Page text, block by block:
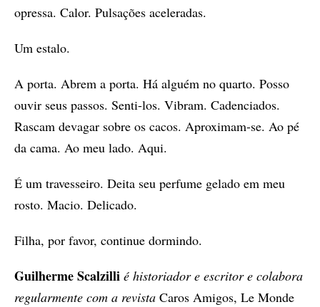
opressa. Calor. Pulsações aceleradas.
Um estalo.
A porta. Abrem a porta. Há alguém no quarto. Posso
ouvir seus passos. Senti-los. Vibram. Cadenciados.
Rascam devagar sobre os cacos. Aproximam-se. Ao pé
da cama. Ao meu lado. Aqui.
É um travesseiro. Deita seu perfume gelado em meu
rosto. Macio. Delicado.
Filha, por favor, continue dormindo.
Guilherme Scalzilli é historiador e escritor e colabora
regularmente com a revista Caros Amigos, Le Monde